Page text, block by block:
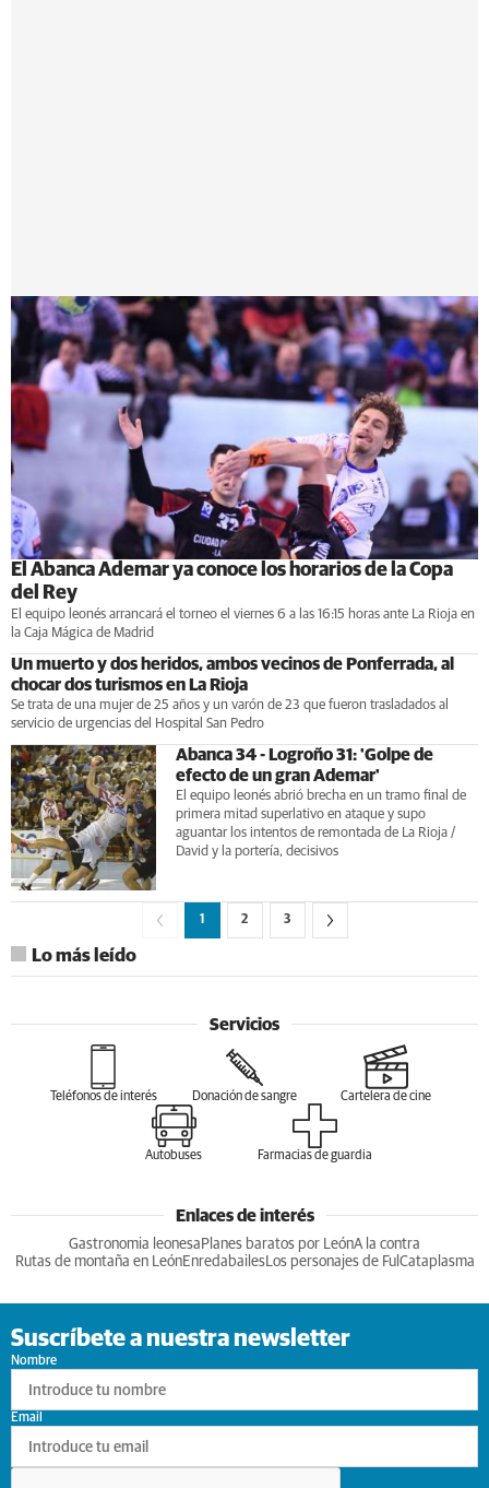
El Abanca Ademar ya conoce los horarios de la Copa
del Rey
El equipo leonés arrancará el torneo el viernes 6 a las 16:15 horas ante La Rioja en
la Caja Mágica de Madrid
Un muerto y dos heridos, ambos vecinos de Ponferrada, al
chocar dos turismos en La Rioja
Se trata de una mujer de 25 años y un varón de 23 que fueron trasladados al
servicio de urgencias del Hospital San Pedro
Abanca 34 - Logroño 31: 'Golpe de
efecto de un gran Ademar'
El equipo leonés abrió brecha en un tramo final de
primera mitad superlativo en ataque y supo
aguantar los intentos de remontada de La Rioja /
David y la portería, decisivos
2 3
Lo más leído
Servicios
Teléfonos de interés Donación de sangre Cartelera de cine
Autobuses Farmacias de guardia
Enlaces de interés
Gastronomia leonesa Planes baratos por LeónA la contra
Rutas de montaña en LeónEnredabailesLos personajes de Ful Cataplasma
Suscríbete a nuestra newsletter
Nombre
Email